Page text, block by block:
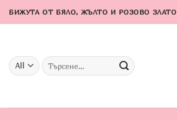
Skip
to
БИЖУТА ОТ БЯЛО, ЖЪЛТО И РОЗОВО ЗЛАТО
Търсене
за: